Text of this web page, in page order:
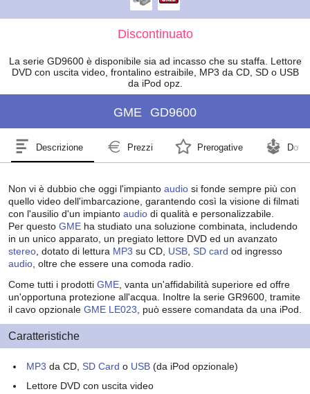
Discontinuato
La serie GD9600 è disponibile sia ad incasso che su staffa. Lettore
DVD con uscita video, frontalino estraibile, MP3 da CD, SD o USB
da iPod opz.
GME GD9600
Descrizione Prezzi Prerogative
Non vi è dubbio che oggi l'impianto audio si fonde sempre più con
quello video dell'imbarcazione, garantendo così la visione di filmati
con l'ausilio d'un impianto audio di qualità e personalizzabile.
Per questo GME ha studiato una soluzione combinata, includendo
in un unico apparato, un pregiato lettore DVD ed un avanzato
stereo , dotato di lettura MP3 su CD, USB SD card od ingresso
audio , oltre che essere una comoda radio.
Come tutti i prodotti GME , vanta un'affidabilità superiore ed offre
un'opportuna protezione all'acqua. Inoltre la serie GR9600, tramite
il cavo opzionale GME LE023 , può essere comandata da una iPod.
Caratteristiche
MP3 da CD, SD Card o USB (da iPod opzionale)
Lettore DVD con uscita video